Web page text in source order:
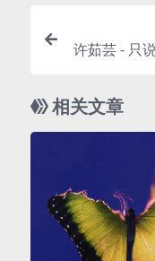
许茹芸 - 只
相关文章